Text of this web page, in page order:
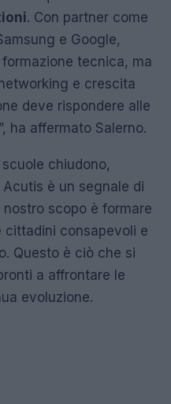
. Con partner come
e Google,
tecnica, ma
e crescita
deve rispondere alle
ha affermato Salerno.
chiudono,
Acutis è un segnale di
nostro scopo è formare
cittadini consapevoli e
Questo è ciò che si
a affrontare le
evoluzione.